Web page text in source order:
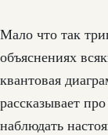
Мало что так
объяснениях
квантовая
рассказывает
наблюдать